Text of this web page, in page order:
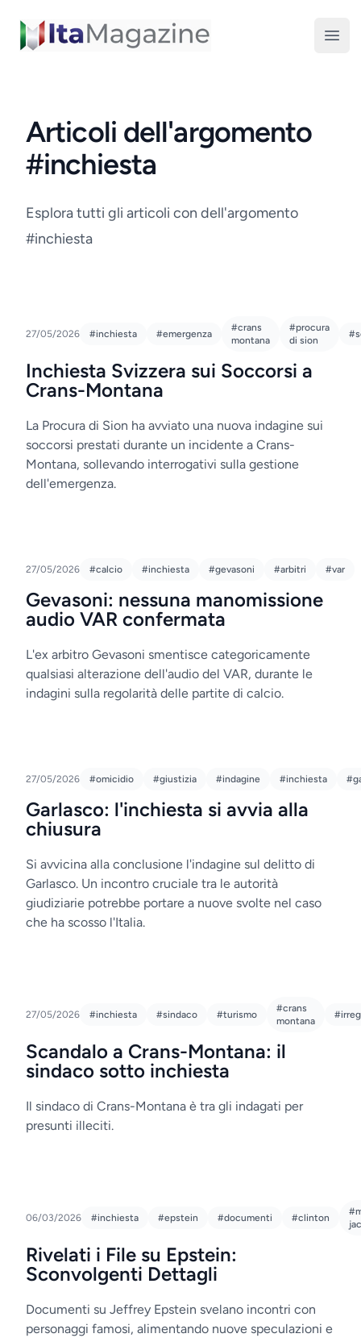
ItaMagazine
Articoli dell'argomento
#inchiesta
Esplora tutti gli articoli con dell'argomento
#inchiesta
27/05/2026 #inchiesta #emergenza
#crans
montana
#procura
di sion
Inchiesta Svizzera sui Soccorsi a
Crans-Montana
La Procura di Sion ha avviato una nuova indagine sui
soccorsi prestati durante un incidente a Crans-
Montana, sollevando interrogativi sulla gestione
dell'emergenza.
27/05/2026 #calcio #inchiesta #gevasoni #arbitri #var
Gevasoni: nessuna manomissione
audio VAR confermata
L'ex arbitro Gevasoni smentisce categoricamente
qualsiasi alterazione dell'audio del VAR, durante le
indagini sulla regolarità delle partite di calcio.
27/05/2026 #omicidio #giustizia #indagine #inchiesta
Garlasco: l'inchiesta si avvia alla
chiusura
Si avvicina alla conclusione l'indagine sul delitto di
Garlasco. Un incontro cruciale tra le autorità
giudiziarie potrebbe portare a nuove svolte nel caso
che ha scosso l'Italia.
27/05/2026 #inchiesta #sindaco #turismo
#crans
montana
Scandalo a Crans-Montana: il
sindaco sotto inchiesta
Il sindaco di Crans-Montana è tra gli indagati per
presunti illeciti.
06/03/2026 #inchiesta #epstein #documenti #clinton
Rivelati i File su Epstein:
Sconvolgenti Dettagli
Documenti su Jeffrey Epstein svelano incontri con
personaggi famosi, alimentando nuove speculazioni e